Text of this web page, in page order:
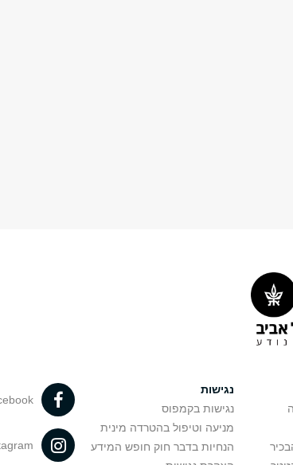
נגישות
נגישות בקמפוס
מניעה וטיפול בהטרדה מינית
הנחיות בדבר חוק חופש המידע